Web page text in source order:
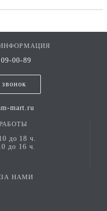
00-89
звонок
mart.ru
до 18 ч.
до 16 ч.
НАМИ